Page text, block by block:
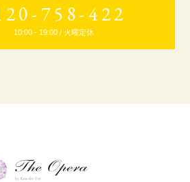
758-422
10:00 - 19:00 / 火曜定休